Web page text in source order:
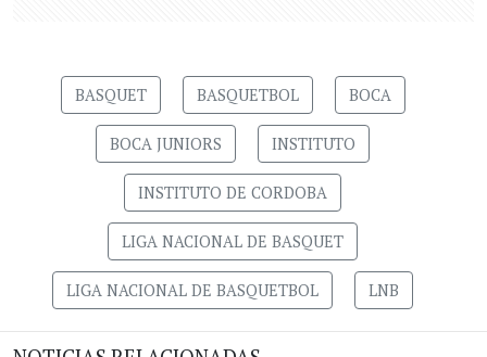
BASQUET BASQUETBOL BOCA
BOCA JUNIORS INSTITUTO
INSTITUTO DE CORDOBA
LIGA NACIONAL DE BASQUET
LIGA NACIONAL DE BASQUETBOL LNB